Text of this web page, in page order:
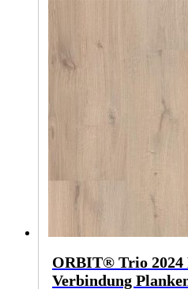
ORBIT® Trio 2024
Verbindung